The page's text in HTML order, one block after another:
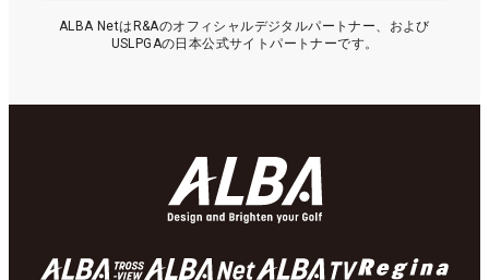
ALBA NetはR&Aのオフィシャルデジタルパートナー、および
USLPGAの日本公式サイトパートナーです。